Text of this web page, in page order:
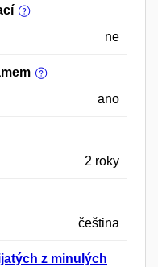
ne
ano
2 roky
čeština
z minulých